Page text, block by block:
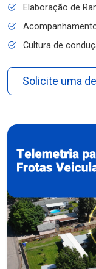
Elaboração de
Cultura de
Solicite uma